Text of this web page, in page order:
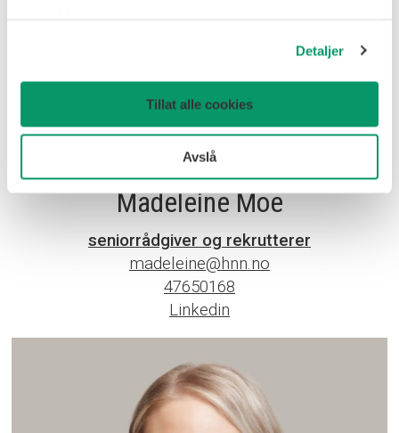
Detaljer
Tillat alle cookies
Avslå
Madeleine Moe
seniorrådgiver og rekrutterer
madeleine@hnn.no
47650168
Linkedin